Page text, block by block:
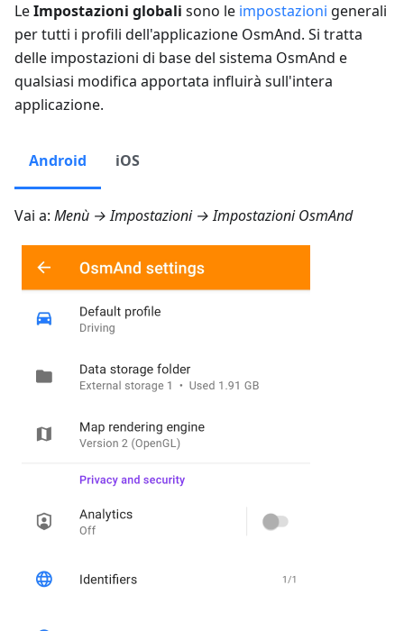
LeImpostazioni globali sono le impostazioni generali
per tutti i profili dell'applicazione OsmAnd. Si tratta
delle impostazioni di base del sistema OsmAnd e
qualsiasi modifica apportata influirà sull'intera
applicazione.
Android iOS
Vai a: Menù → Impostazioni → Impostazioni OsmAnd